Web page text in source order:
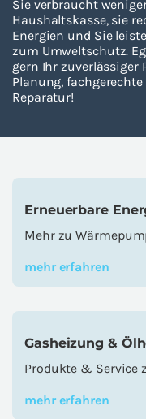
Sie verbraucht
Haushaltskasse, sie
Energien und Sie
zum Umweltschutz.
gern Ihr zuverlässiger
Planung,
Reparatur!
Er­neu­er­ba­re
Mehr zu
mehr er­fah­ren
Gas­hei­zung &
Pro­duk­te & Ser­vice
mehr er­fah­ren